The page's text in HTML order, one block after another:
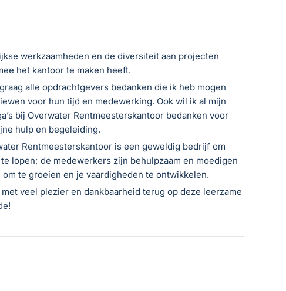
werkzaamheden en de diversiteit aan projecten
het kantoor te maken heeft.
alle opdrachtgevers bedanken die ik heb mogen
voor hun tijd en medewerking. Ook wil ik al mijn
bij Overwater Rentmeesterskantoor bedanken voor
hulp en begeleiding.
Rentmeesterskantoor is een geweldig bedrijf om
lopen; de medewerkers zijn behulpzaam en moedigen
om te groeien en je vaardigheden te ontwikkelen.
met veel plezier en dankbaarheid terug op deze leerzame